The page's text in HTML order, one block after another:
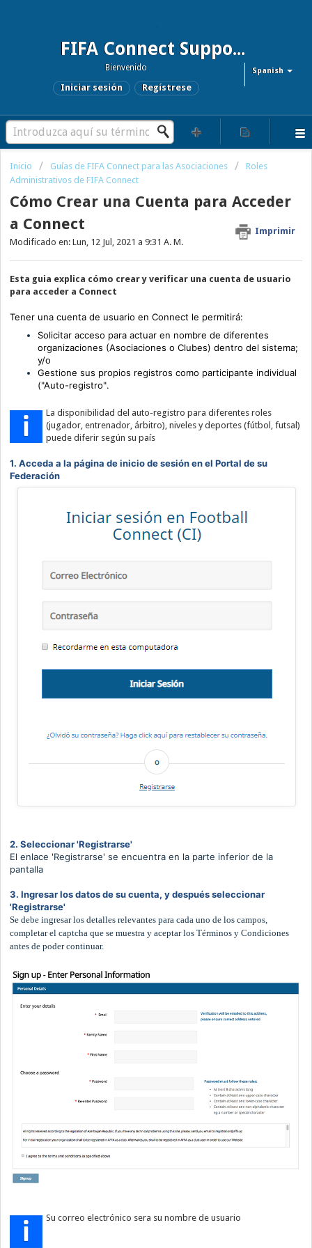
FIFA Connect Support and FCMS Support
Spanish
Bienvenido
Iniciar sesión Regístrese
Inicio Guías de FIFA Connect para las Asociaciones
Roles
Administrativos de FIFA Connect
Cómo Crear una Cuenta para Acceder
a Connect
Imprimir
Modificado en: Lun, 12 Jul, 2021 a 9:31 A. M.
Esta guia explica cómo crear y verificar una cuenta de usuario
para acceder a Connect
Tener una cuenta de usuario en Connect le permitirá:
Solicitar acceso para actuar en nombre de diferentes
organizaciones (Asociaciones o Clubes) dentro del sistema;
y/o
Gestione sus propios registros como participante individual
("Auto-registro".
La disponibilidad del auto-registro para diferentes roles
(jugador, entrenador, árbitro), niveles y deportes (fútbol, futsal)
puede diferir según su país
1. Acceda a la página de inicio de sesión en el Portal de su
Federación
2. Seleccionar 'Registrarse'
El enlace 'Registrarse' se encuentra en la parte inferior de la
pantalla
3. Ingresar los datos de su cuenta, y después seleccionar
'Registrarse'
Se debe ingresar los detalles relevantes para cada uno de los campos,
completar el captcha que se muestra y aceptar los Términos y Condiciones
antes de poder continuar.
Su correo electrónico sera su nombre de usuario